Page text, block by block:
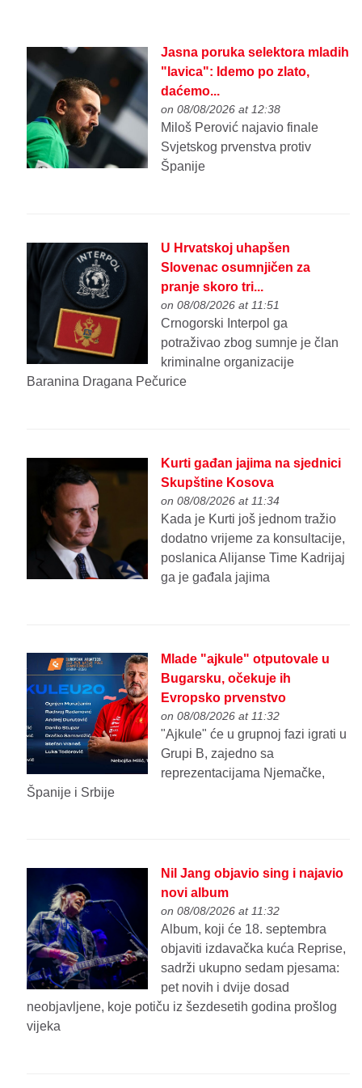
Jasna poruka selektora mladih
"lavica": Idemo po zlato,
daćemo...
on 08/08/2026 at 12:38
Miloš Perović najavio finale
Svjetskog prvenstva protiv
Španije
U Hrvatskoj uhapšen
Slovenac osumnjičen za
pranje skoro tri...
on 08/08/2026 at 11:51
Crnogorski Interpol ga
potraživao zbog sumnje je član
kriminalne organizacije
Baranina Dragana Pečurice
Kurti gađan jajima na sjednici
Skupštine Kosova
on 08/08/2026 at 11:34
Kada je Kurti još jednom tražio
dodatno vrijeme za konsultacije,
poslanica Alijanse Time Kadrijaj
ga je gađala jajima
Mlade "ajkule" otputovale u
Bugarsku, očekuje ih
Evropsko prvenstvo
on 08/08/2026 at 11:32
"Ajkule" će u grupnoj fazi igrati u
Grupi B, zajedno sa
reprezentacijama Njemačke,
Španije i Srbije
Nil Jang objavio sing i najavio
novi album
on 08/08/2026 at 11:32
Album, koji će 18. septembra
objaviti izdavačka kuća Reprise,
sadrži ukupno sedam pjesama:
pet novih i dvije dosad
neobjavljene, koje potiču iz šezdesetih godina prošlog
vijeka